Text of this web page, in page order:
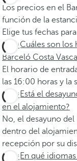
Los precios en el
función de la
Elige tus fechas
¿Cuáles son
Barceló Costa
El horario de
las 16:00 horas y la
¿Está el
en el alojamiento?
No, el desayuno
dentro del
recepción por su
¿En qué